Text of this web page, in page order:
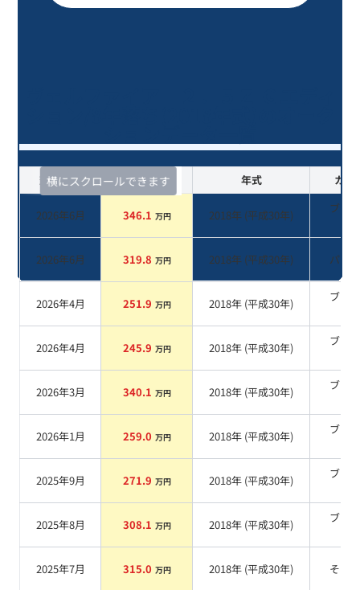
横にスクロールできます
査定時期 セルカ実績 年式 カラ
2026年6月 346.1 万円 2018年 (平成30年)
ブラ
2026年6月 319.8 万円 2018年 (平成30年) パール
2026年4月 251.9 万円 2018年 (平成30年)
ブラ
2026年4月 245.9 万円 2018年 (平成30年)
ブラ
2026年3月 340.1 万円 2018年 (平成30年)
ブラ
2026年1月 259.0 万円 2018年 (平成30年)
ブラ
2025年9月 271.9 万円 2018年 (平成30年)
ブラ
2025年8月 308.1 万円 2018年 (平成30年)
ブラ
2025年7月 315.0 万円 2018年 (平成30年) その他